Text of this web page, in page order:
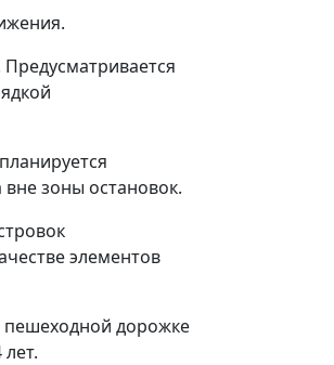
зоны остановок.
элементов
пешеходной дорожке